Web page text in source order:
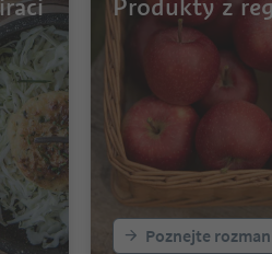
Poznejte